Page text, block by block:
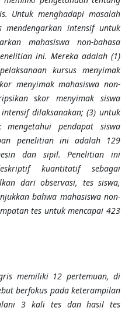
Untuk menghadapi masalah
mendengarkan intensif untuk
mahasiswa non-bahasa
ini. Mereka adalah (1)
kursus menyimak
menyimak mahasiswa non-
skor menyimak siswa
dilaksanakan; (3) untuk
mengetahui pendapat siswa
penelitian ini adalah 129
dan sipil. Penelitian ini
kuantitatif sebagai
dari observasi, tes siswa,
bahwa mahasiswa non-
tes untuk mencapai 423
memiliki 12 pertemuan, di
berfokus pada keterampilan
3 kali tes dan hasil tes